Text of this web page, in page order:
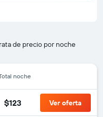
de precio por noche
noche
$123 Ver oferta